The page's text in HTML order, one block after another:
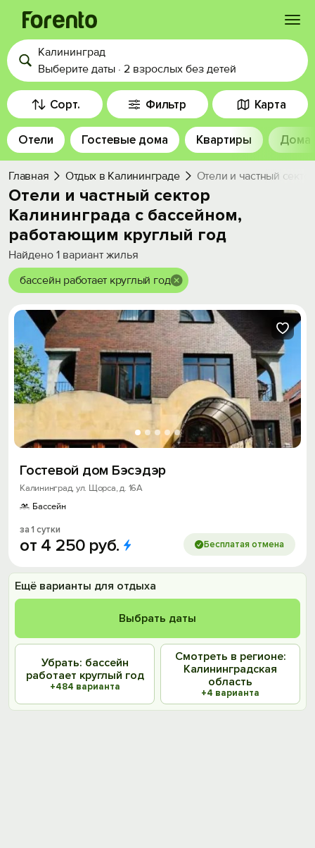
Войти
Избранное
История просмотра
Добавить свой объект
Калининград
Выберите даты · 2 взрослых без детей
Сорт. Фильтр Карта
Отели Гостевые дома Квартиры Дома
Главная Отдых в Калининграде Отели и частный
Отели и частный сектор
Калининграда с бассейном,
работающим круглый год
Найдено 1 вариант жилья
бассейн работает круглый год
Гостевой дом Бэсэдэр
Калининград, ул. Щорса, д. 16А
Бассейн
за 1 сутки
от 4 250 руб. Бесплатая отмена
Ещё варианты для отдыха
Выбрать даты
Убрать: бассейн
работает круглый год
+484 варианта
Смотреть в регионе:
Калининградская
область
+4 варианта